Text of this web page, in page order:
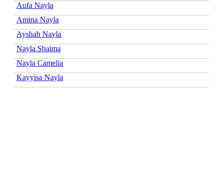
Aufa Nayla
Amina Nayla
Ayshah Nayla
Nayla Shaima
Nayla Camelia
Kayyisa Nayla